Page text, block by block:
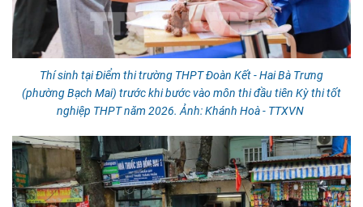
Thí sinh tại Điểm thi trường THPT Đoàn Kết - Hai Bà Trưng
(phường Bạch Mai) trước khi bước vào môn thi đầu tiên Kỳ thi tốt
nghiệp THPT năm 2026. Ảnh: Khánh Hoà - TTXVN